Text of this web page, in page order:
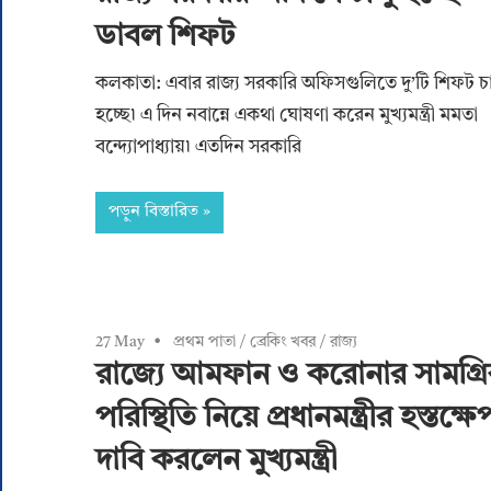
ডাবল শিফট
কলকাতা: এবার রাজ্য সরকারি অফিসগুলিতে দু’টি শিফট
হচ্ছে৷ এ দিন নবান্নে একথা ঘোষণা করেন মুখ্যমন্ত্রী মমতা
বন্দ্যোপাধ্যায়৷ এতদিন সরকারি
পড়ুন বিস্তারিত
27 May প্রথম পাতা / ব্রেকিং খবর/রাজ্য
রাজ্যে আমফান ও করোনার
পরিস্থিতি নিয়ে প্রধানমন্ত্রীর
দাবি করলেন মুখ্যমন্ত্রী